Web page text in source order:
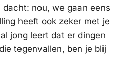
nou, we gaan eens
heeft ook zeker met je
jong leert dat er dingen
tegenvallen, ben je blij